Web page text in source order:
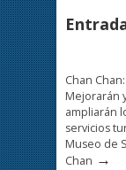
Chan Chan:
Mejorarán
ampliarán
servicios
Museo de
Chan →